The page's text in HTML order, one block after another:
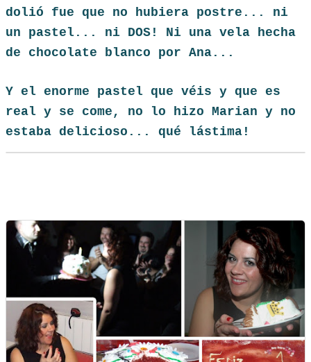
dolió fue que no hubiera postre... ni
un pastel... ni DOS! Ni una vela hecha
de chocolate blanco por Ana...
Y el enorme pastel que véis y que es
real y se come, no lo hizo Marian y no
estaba delicioso... qué lástima!